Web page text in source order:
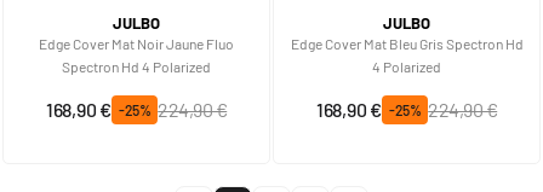
JULBO
Edge Cover Mat Noir Jaune Fluo
Spectron Hd 4 Polarized
Prix spécial
168,90 € -25%
Prix normal
224,90 €
JULBO
Edge Cover Mat Bleu Gris Spectron Hd
4 Polarized
Prix spécial
168,90 € -25%
Prix normal
224,90 €